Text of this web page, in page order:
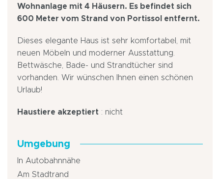
Wohnanlage mit 4 Häusern. Es befindet sich
600 Meter vom Strand von Portissol entfernt.
Dieses elegante Haus ist sehr komfortabel, mit
neuen Möbeln und moderner Ausstattung.
Bettwäsche, Bade- und Strandtücher sind
vorhanden. Wir wünschen Ihnen einen schönen
Urlaub!
Haustiere akzeptiert : nicht
Umgebung
In Autobahnnähe
Am Stadtrand